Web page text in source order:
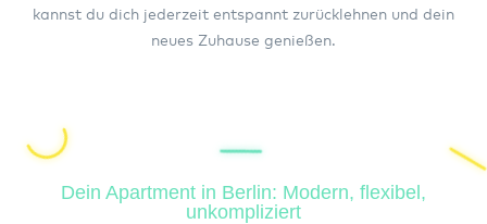
kannst du dich jederzeit entspannt zurücklehnen und dein
neues Zuhause genießen.
Dein Apartment in Berlin: Modern, flexibel,
unkompliziert